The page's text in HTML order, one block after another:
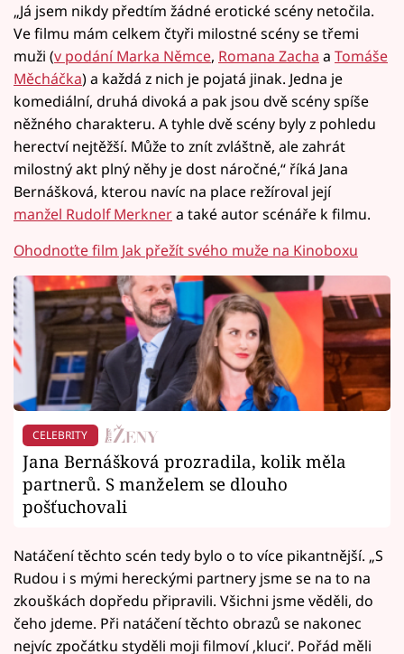
„Já jsem nikdy předtím žádné erotické scény netočila.
Ve filmu mám celkem čtyři milostné scény se třemi
muži (v podání Marka Němce, Romana Zacha a Tomáše
Měcháčka) a každá z nich je pojatá jinak. Jedna je
komediální, druhá divoká a pak jsou dvě scény spíše
něžného charakteru. A tyhle dvě scény byly z pohledu
herectví nejtěžší. Může to znít zvláštně, ale zahrát
milostný akt plný něhy je dost náročné,“ říká Jana
Bernášková, kterou navíc na place režíroval její
manžel Rudolf Merknera také autor scénáře k filmu.
Ohodnoťte film Jak přežít svého muže na Kinoboxu
CELEBRITY
Jana Bernášková prozradila, kolik měla
partnerů. S manželem se dlouho
pošťuchovali
Natáčení těchto scén tedy bylo o to více pikantnější. „S
Rudou i s mými hereckými partnery jsme se na to na
zkouškách dopředu připravili. Všichni jsme věděli, do
čeho jdeme. Při natáčení těchto obrazů se nakonec
nejvíc zpočátku styděli moji filmoví ‚kluci‘. Pořád měli